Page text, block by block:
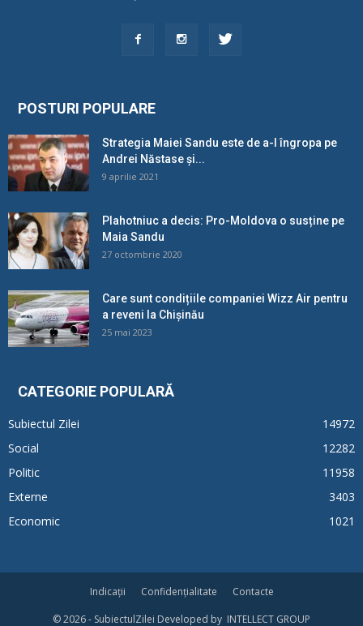
POSTURI POPULARE
Strategia Maiei Sandu este de a-l îngropa pe
Andrei Năstase și...
9 aprilie 2021
Plahotniuc a decis: Pro-Moldova o susține pe
Maia Sandu
27 octombrie 2020
Care sunt condițiile companiei Wizz Air pentru
a reveni la Chișinău
25 mai 2023
CATEGORIE POPULARĂ
Subiectul Zilei
14972
Social
12282
Politic
11958
Externe
3403
Economic
1021
Indicații Confidențialitate
Contacte
© 2026 - SubiectulZilei Developed by INTELLECT GROUP